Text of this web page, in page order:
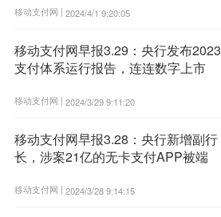
移动支付网 | 2024/4/1 9:20:05
移动支付网早报3.29：央行发布2023
支付体系运行报告，连连数字上市
移动支付网 | 2024/3/29 9:11:20
移动支付网早报3.28：央行新增副行
长，涉案21亿的无卡支付APP被端
移动支付网 | 2024/3/28 9:14:15